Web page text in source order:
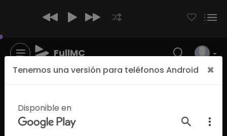
FullMC
Tenemos una versión para teléfonos Android ×
Disponible en